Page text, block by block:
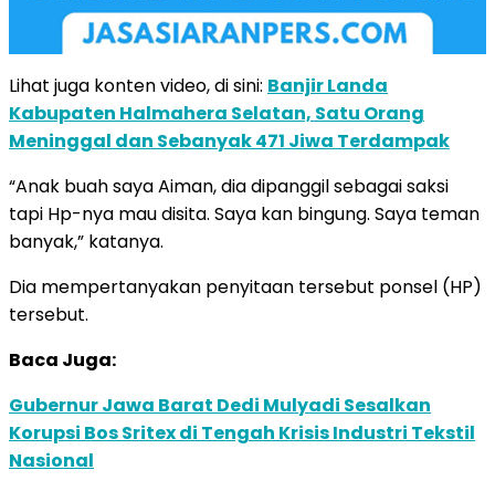
Lihat juga konten video, di sini: Banjir Landa
Kabupaten Halmahera Selatan, Satu Orang
Meninggal dan Sebanyak 471 Jiwa Terdampak
“Anak buah saya Aiman, dia dipanggil sebagai saksi
tapi Hp-nya mau disita. Saya kan bingung. Saya teman
banyak,” katanya.
Dia mempertanyakan penyitaan tersebut ponsel (HP)
tersebut.
Baca Juga:
Gubernur Jawa Barat Dedi Mulyadi Sesalkan
Korupsi Bos Sritex di Tengah Krisis Industri Tekstil
Nasional